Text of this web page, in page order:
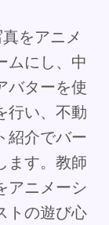
をアニメ
ムにし、中
バターを使
行い、不動
紹介でバー
ます。教師
アニメーシ
トの遊び心